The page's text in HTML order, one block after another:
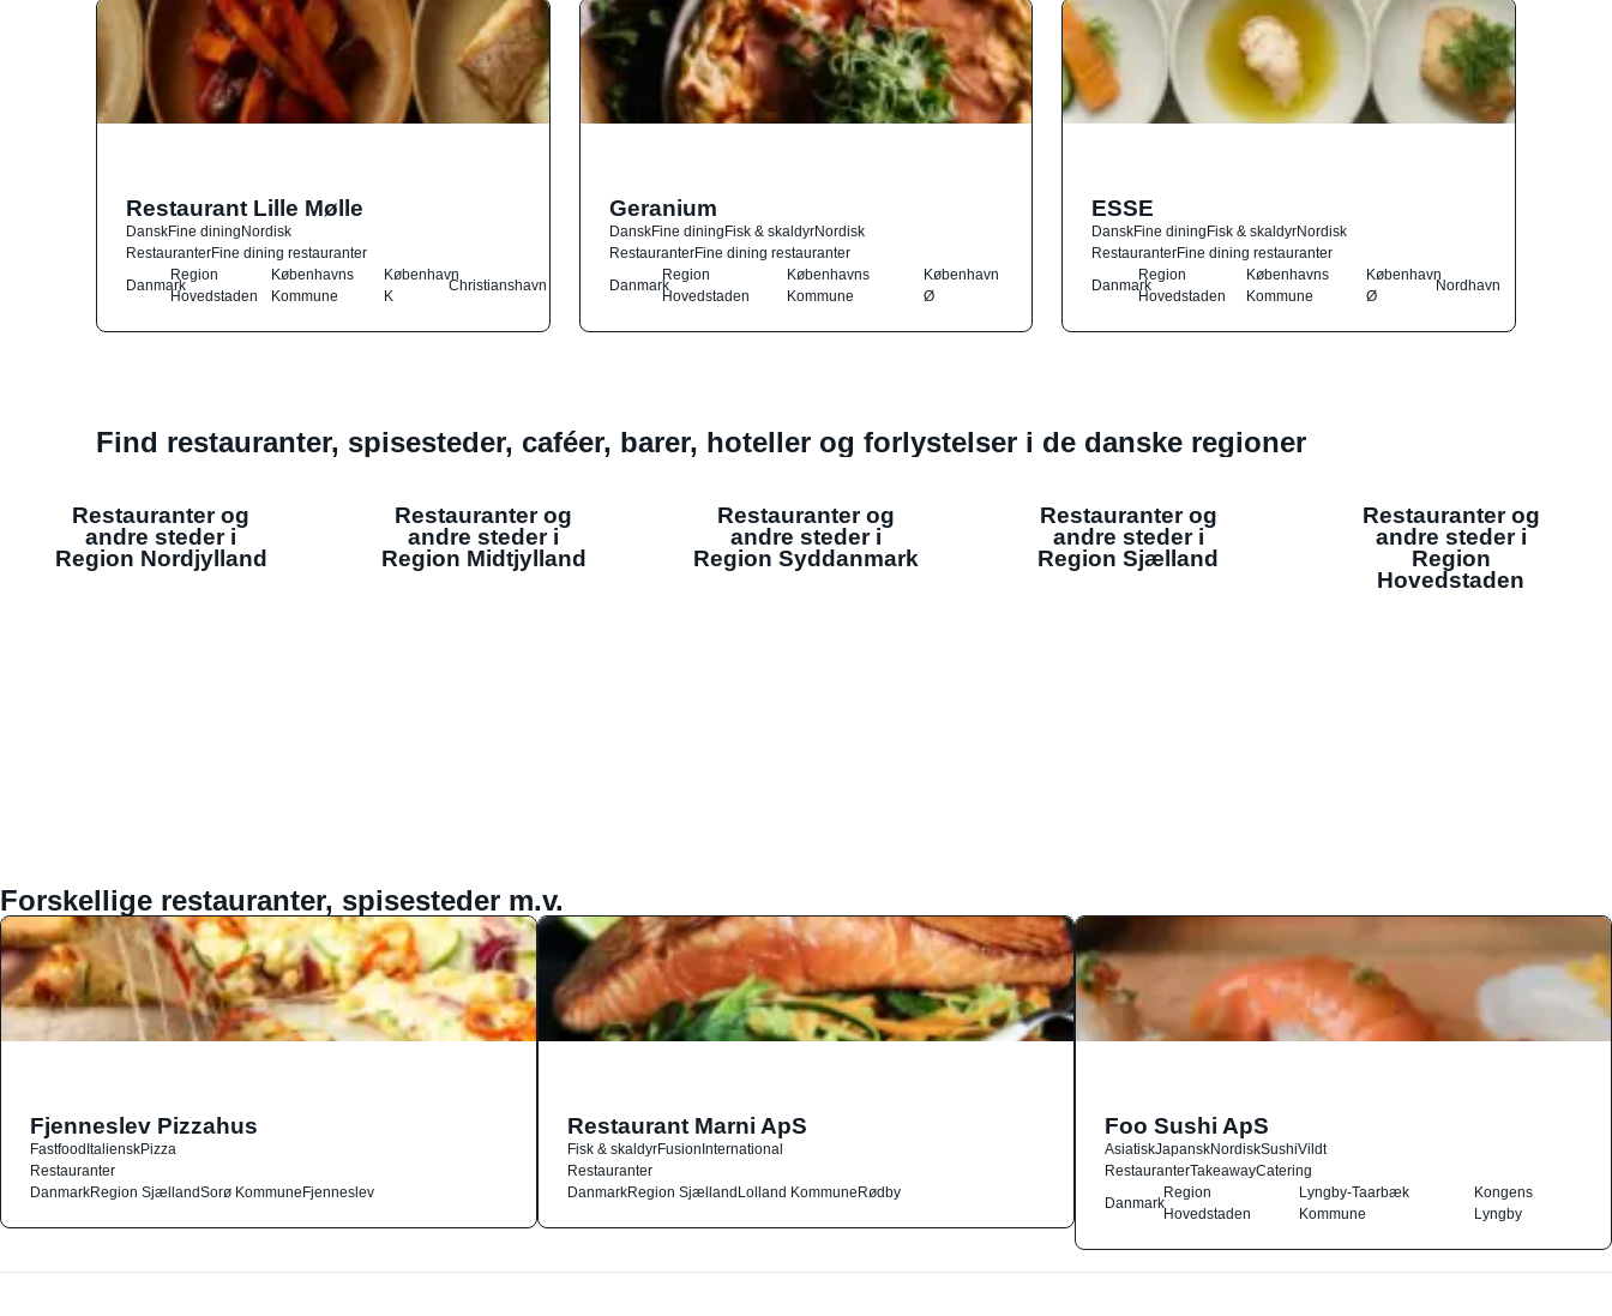
Restaurant Lille Mølle
DanskFine diningNordisk
RestauranterFine dining restauranter
Danmark
Region
Hovedstaden
Københavns
Kommune
København
K
Christianshavn
Geranium
DanskFine diningFisk & skaldyrNordisk
RestauranterFine dining restauranter
Danmark
Region
Hovedstaden
Københavns
Kommune
København
Ø
ESSE
DanskFine diningFisk & skaldyrNordisk
RestauranterFine dining restauranter
Danmark
Region
Hovedstaden
Københavns
Kommune
København
Ø
Nordhavn
Find restauranter, spisesteder, caféer, barer, hoteller og forlystelser i de danske regioner
Restauranter og
andre steder i
Region Nordjylland
Restauranter og
andre steder i
Region Midtjylland
Restauranter og
andre steder i
Region Syddanmark
Restauranter og
andre steder i
Region Sjælland
Restauranter og
andre steder i
Region
Hovedstaden
Forskellige restauranter, spisesteder m.v.
Fjenneslev Pizzahus
FastfoodItalienskPizza
Restauranter
DanmarkRegion SjællandSorø KommuneFjenneslev
Restaurant Marni ApS
Fisk & skaldyrFusionInternational
Restauranter
DanmarkRegion SjællandLolland KommuneRødby
Foo Sushi ApS
AsiatiskJapanskNordiskSushiVildt
RestauranterTakeawayCatering
Danmark
Region
Hovedstaden
Lyngby-Taarbæk
Kommune
Kongens
Lyngby